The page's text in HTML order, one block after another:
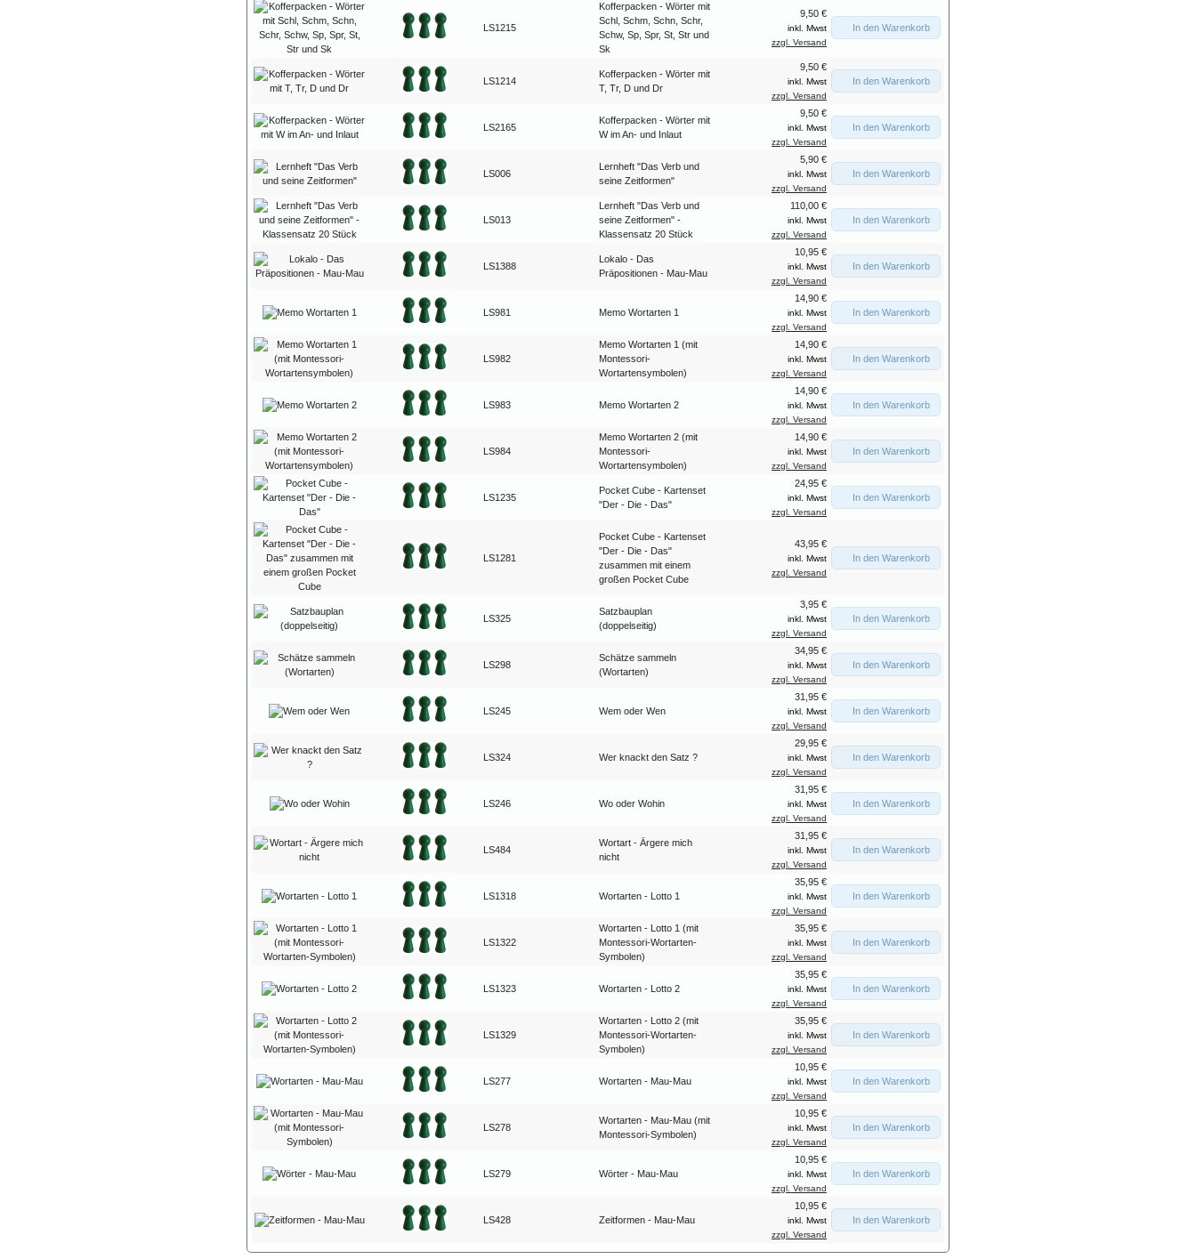
LS1215
Kofferpacken - Wörter mit
Schl, Schm, Schn, Schr,
Schw, Sp, Spr, St, Str und
Sk
9,50 €
inkl. Mwst
zzgl. Versand
In den Warenkorb
LS1214
Kofferpacken - Wörter mit
T, Tr, D und Dr
9,50 €
inkl. Mwst
zzgl. Versand
In den Warenkorb
LS2165
Kofferpacken - Wörter mit
W im An- und Inlaut
9,50 €
inkl. Mwst
zzgl. Versand
In den Warenkorb
LS006
Lernheft "Das Verb und
seine Zeitformen"
5,90 €
inkl. Mwst
zzgl. Versand
In den Warenkorb
LS013
Lernheft "Das Verb und
seine Zeitformen" -
Klassensatz 20 Stück
110,00 €
inkl. Mwst
zzgl. Versand
In den Warenkorb
LS1388
Lokalo - Das
Präpositionen - Mau-Mau
10,95 €
inkl. Mwst
zzgl. Versand
In den Warenkorb
LS981 Memo Wortarten 1
14,90 €
inkl. Mwst
zzgl. Versand
In den Warenkorb
LS982
Memo Wortarten 1 (mit
Montessori-
Wortartensymbolen)
14,90 €
inkl. Mwst
zzgl. Versand
In den Warenkorb
LS983 Memo Wortarten 2
14,90 €
inkl. Mwst
zzgl. Versand
In den Warenkorb
LS984
Memo Wortarten 2 (mit
Montessori-
Wortartensymbolen)
14,90 €
inkl. Mwst
zzgl. Versand
In den Warenkorb
LS1235
Pocket Cube - Kartenset
"Der - Die - Das"
24,95 €
inkl. Mwst
zzgl. Versand
In den Warenkorb
LS1281
Pocket Cube - Kartenset
"Der - Die - Das"
zusammen mit einem
großen Pocket Cube
43,95 €
inkl. Mwst
zzgl. Versand
In den Warenkorb
LS325
Satzbauplan
(doppelseitig)
3,95 €
inkl. Mwst
zzgl. Versand
In den Warenkorb
LS298
Schätze sammeln
(Wortarten)
34,95 €
inkl. Mwst
zzgl. Versand
In den Warenkorb
LS245 Wem oder Wen
31,95 €
inkl. Mwst
zzgl. Versand
In den Warenkorb
LS324 Wer knackt den Satz ?
29,95 €
inkl. Mwst
zzgl. Versand
In den Warenkorb
LS246 Wo oder Wohin
31,95 €
inkl. Mwst
zzgl. Versand
In den Warenkorb
LS484
Wortart - Ärgere mich
nicht
31,95 €
inkl. Mwst
zzgl. Versand
In den Warenkorb
LS1318 Wortarten - Lotto 1
35,95 €
inkl. Mwst
zzgl. Versand
In den Warenkorb
LS1322
Wortarten - Lotto 1 (mit
Montessori-Wortarten-
Symbolen)
35,95 €
inkl. Mwst
zzgl. Versand
In den Warenkorb
LS1323 Wortarten - Lotto 2
35,95 €
inkl. Mwst
zzgl. Versand
In den Warenkorb
LS1329
Wortarten - Lotto 2 (mit
Montessori-Wortarten-
Symbolen)
35,95 €
inkl. Mwst
zzgl. Versand
In den Warenkorb
LS277 Wortarten - Mau-Mau
10,95 €
inkl. Mwst
zzgl. Versand
In den Warenkorb
LS278
Wortarten - Mau-Mau (mit
Montessori-Symbolen)
10,95 €
inkl. Mwst
zzgl. Versand
In den Warenkorb
LS279 Wörter - Mau-Mau
10,95 €
inkl. Mwst
zzgl. Versand
In den Warenkorb
LS428 Zeitformen - Mau-Mau
10,95 €
inkl. Mwst
zzgl. Versand
In den Warenkorb